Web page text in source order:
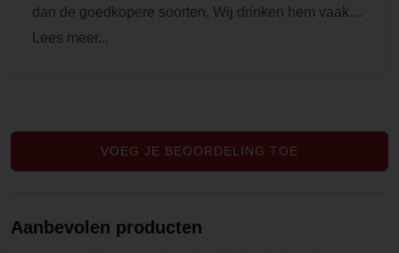
dan de goedkopere soorten, Wij drinken hem vaak
Tijdens het ontbijt, dan wil ik het nog niet zo heftig.
VOEG JE BEOORDELING TOE
Aanbevolen producten